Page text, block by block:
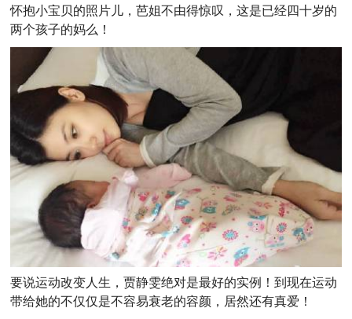
怀抱小宝贝的照片儿，芭姐不由得惊叹，这是已经四十岁的
两个孩子的妈么！
要说运动改变人生，贾静雯绝对是最好的实例！到现在运动
带给她的不仅仅是不容易衰老的容颜，居然还有真爱！